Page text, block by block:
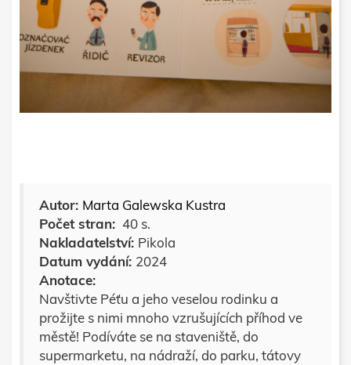
Autor: Marta Galewska Kustra
Počet stran: 40 s.
Nakladatelství: Pikola
Datum vydání: 2024
Anotace:
Navštivte Péťu a jeho veselou rodinku a
prožijte s nimi mnoho vzrušujících příhod ve
městě! Podíváte se na staveniště, do
supermarketu, na nádraží, do parku, tátovy